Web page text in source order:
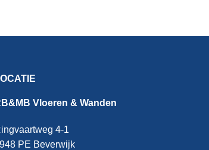
Vloeren & Wanden
4-1
PE Beverwijk